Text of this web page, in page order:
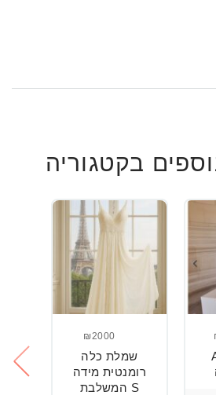
בקטגוריה
₪2000
שמלת כלה
רומנטית מידה
S המשלבת